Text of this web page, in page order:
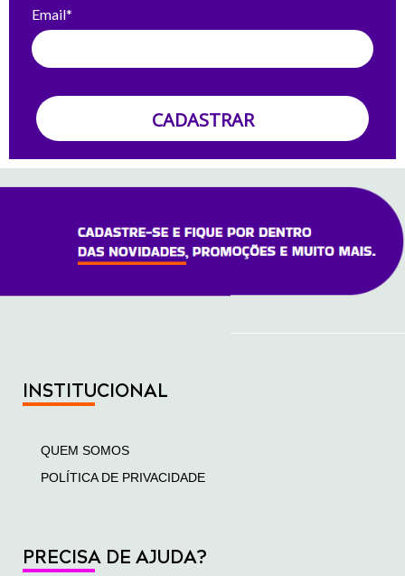
Email*
CADASTRAR
INSTITUCIONAL
QUEM SOMOS
POLÍTICA DE PRIVACIDADE
PRECISA DE AJUDA?